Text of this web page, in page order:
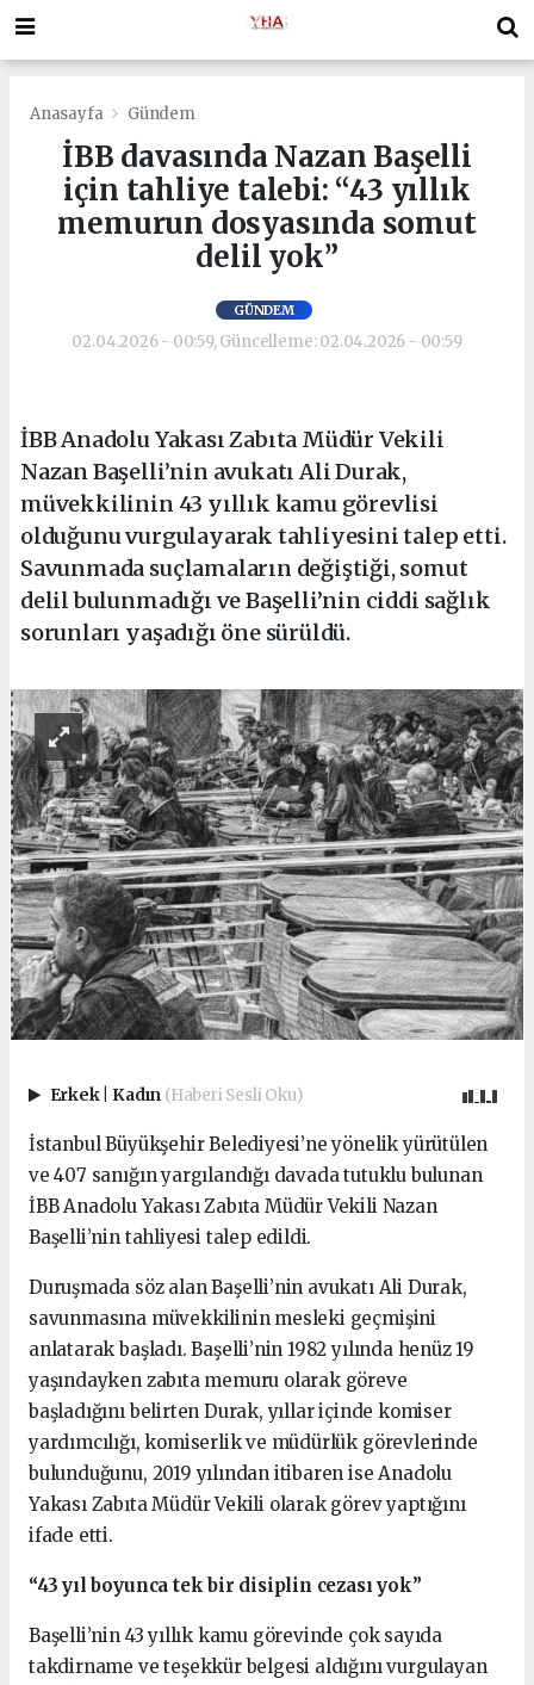
Anasayfa Gündem
İBB davasında Nazan Başelli
için tahliye talebi: “43 yıllık
memurun dosyasında somut
delil yok”
GÜNDEM
02.04.2026 - 00:59, Güncelleme: 02.04.2026 - 00:59
İBB Anadolu Yakası Zabıta Müdür Vekili
Nazan Başelli’nin avukatı Ali Durak,
müvekkilinin 43 yıllık kamu görevlisi
olduğunu vurgulayarak tahliyesini talep etti.
Savunmada suçlamaların değiştiği, somut
delil bulunmadığı ve Başelli’nin ciddi sağlık
sorunları yaşadığı öne sürüldü.
Erkek Kadın (Haberi Sesli Oku)
İstanbul Büyükşehir Belediyesi’ne yönelik yürütülen
ve 407 sanığın yargılandığı davada tutuklu bulunan
İBB Anadolu Yakası Zabıta Müdür Vekili Nazan
Başelli’nin tahliyesi talep edildi.
Duruşmada söz alan Başelli’nin avukatı Ali Durak,
savunmasına müvekkilinin mesleki geçmişini
anlatarak başladı. Başelli’nin 1982 yılında henüz 19
yaşındayken zabıta memuru olarak göreve
başladığını belirten Durak, yıllar içinde komiser
yardımcılığı, komiserlik ve müdürlük görevlerinde
bulunduğunu, 2019 yılından itibaren ise Anadolu
Yakası Zabıta Müdür Vekili olarak görev yaptığını
ifade etti.
“43 yıl boyunca tek bir disiplin cezası yok”
Başelli’nin 43 yıllık kamu görevinde çok sayıda
takdirname ve teşekkür belgesi aldığını vurgulayan